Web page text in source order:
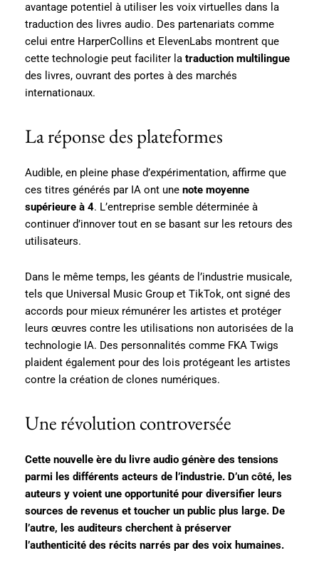
avantage potentiel à utiliser les voix virtuelles dans la
traduction des livres audio. Des partenariats comme
celui entre HarperCollins et ElevenLabs montrent que
cette technologie peut faciliter la traduction multilingue
des livres, ouvrant des portes à des marchés
internationaux.
La réponse des plateformes
Audible, en pleine phase d’expérimentation, affirme que
ces titres générés par IA ont une note moyenne
supérieure à 4. L’entreprise semble déterminée à
continuer d’innover tout en se basant sur les retours des
utilisateurs.
Dans le même temps, les géants de l’industrie musicale,
tels que Universal Music Group et TikTok, ont signé des
accords pour mieux rémunérer les artistes et protéger
leurs œuvres contre les utilisations non autorisées de la
technologie IA. Des personnalités comme FKA Twigs
plaident également pour des lois protégeant les artistes
contre la création de clones numériques.
Une révolution controversée
Cette nouvelle ère du livre audio génère des tensions
parmi les différents acteurs de l’industrie. D’un côté, les
auteurs y voient une opportunité pour diversifier leurs
sources de revenus et toucher un public plus large. De
l’autre, les auditeurs cherchent à préserver
l’authenticité des récits narrés par des voix humaines.